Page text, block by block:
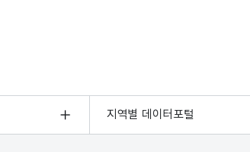
지역별 데이터포털
서울 열린데이터광장
경기데이터드림